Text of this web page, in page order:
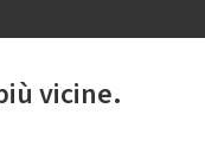
vicine.